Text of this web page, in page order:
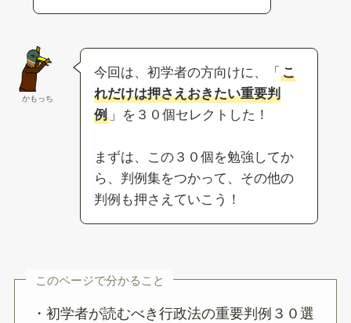
かもっち
今回は、初学者の方向けに、「 こ
れだけは押さえおきたい重要判
例」を３０個セレクトした！
まずは、この３０個を勉強してか
ら、判例集をつかって、その他の
判例も押さえていこう！
このページで分かること
・初学者が読むべき行政法の重要判例３０選